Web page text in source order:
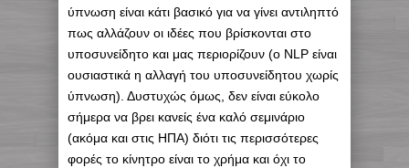
ύπνωση είναι κάτι βασικό για να γίνει αντιληπτό
πως αλλάζουν οι ιδέες που βρίσκονται στο
υποσυνείδητο και μας περιορίζουν (ο NLP είναι
ουσιαστικά η αλλαγή του υποσυνείδητου χωρίς
ύπνωση). Δυστυχώς όμως, δεν είναι εύκολο
σήμερα να βρει κανείς ένα καλό σεμινάριο
(ακόμα και στις ΗΠΑ) διότι τις περισσότερες
φορές το κίνητρο είναι το χρήμα και όχι το